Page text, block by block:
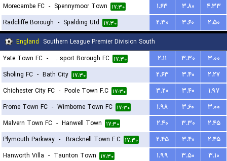
Morecambe FC - Spennymoor Town ۱۷:۳۰ ۱.۶۳ ۳.۸۰
۴.۳۳
Radcliffe Borough - Spalding Utd ۱۷:۳۰ ۲.۳۰ ۳.۶۰
۲.۵۰
England Southern League Premier Division South
Yate Town FC - Gosport Borough FC ۱۷:۳۰ ۲.۱۱ ۳.۳۰
۳.۰۰
Sholing FC - Bath City ۱۷:۳۰ ۲.۶۳ ۳.۴۰
۲.۲۷
Chichester City FC - Poole Town F.C ۱۷:۳۰ ۳.۲۰ ۳.۴۰
۱.۹۷
Frome Town FC - Wimborne Town FC ۱۷:۳۰ ۱.۹۸ ۳.۶۰
۳.۰۰
Malvern Town FC - Hanwell Town ۱۷:۳۰ ۲.۴۰ ۳.۳۰
۲.۴۵
Plymouth Parkway - Bracknell Town F.C. ۱۷:۳۰ ۲.۴۵ ۳.۴۰
۲.۴۵
Hanworth Villa - Taunton Town ۱۷:۳۰ ۱.۹۹ ۳.۵۰
۳.۱۰